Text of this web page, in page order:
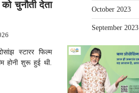
चुनौती देता
स्टारर फिल्म
होनी शुरू हुई थी.
October 2023
September 2023